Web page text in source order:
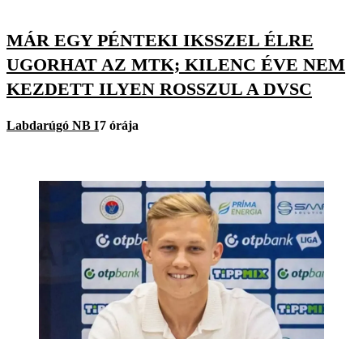
MÁR EGY PÉNTEKI IKSSZEL ÉLRE
UGORHAT AZ MTK; KILENC ÉVE NEM
KEZDETT ILYEN ROSSZUL A DVSC
Labdarúgó NB I7 órája